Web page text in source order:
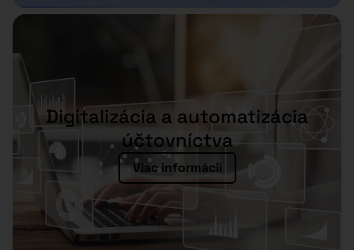
Digitalizácia a automatizácia
účtovníctva
Viac informácií